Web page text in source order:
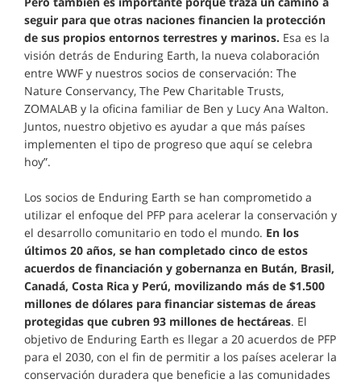
seguir para que otras naciones financien la protección
de sus propios entornos terrestres y marinos. Esa es la
visión detrás de Enduring Earth, la nueva colaboración
entre WWF y nuestros socios de conservación: The
Nature Conservancy, The Pew Charitable Trusts,
ZOMALAB y la oficina familiar de Ben y Lucy Ana Walton.
Juntos, nuestro objetivo es ayudar a que más países
implementen el tipo de progreso que aquí se celebra
hoy”.
Los socios de Enduring Earth se han comprometido a
utilizar el enfoque del PFP para acelerar la conservación y
el desarrollo comunitario en todo el mundo. En los
últimos 20 años, se han completado cinco de estos
acuerdos de financiación y gobernanza en Bután, Brasil,
Canadá, Costa Rica y Perú, movilizando más de $1.500
millones de dólares para financiar sistemas de áreas
protegidas que cubren 93 millones de hectáreas. El
objetivo de Enduring Earth es llegar a 20 acuerdos de PFP
para el 2030, con el fin de permitir a los países acelerar la
conservación duradera que beneficie a las comunidades